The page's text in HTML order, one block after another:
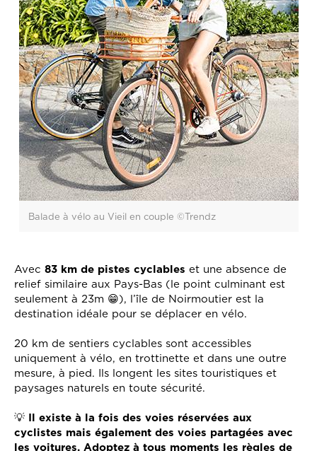
Balade à vélo au Vieil en couple ©Trendz
Avec 83 km de pistes cyclables et une absence de
relief similaire aux Pays-Bas (le point culminant est
seulement à 23m 😁), l’île de Noirmoutier est la
destination idéale pour se déplacer en vélo.
20 km de sentiers cyclables sont accessibles
uniquement à vélo, en trottinette et dans une outre
mesure, à pied. Ils longent les sites touristiques et
paysages naturels en toute sécurité.
💡 Il existe à la fois des voies réservées aux
cyclistes mais également des voies partagées avec
les voitures. Adoptez à tous moments les règles de